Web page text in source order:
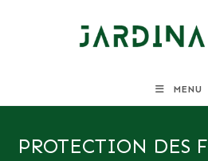
MENU
PROTECTION DES